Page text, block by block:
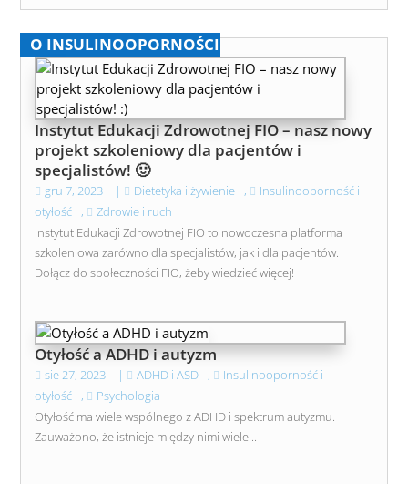
O INSULINOOPORNOŚCI
Instytut Edukacji Zdrowotnej FIO – nasz nowy
projekt szkoleniowy dla pacjentów i
specjalistów! 🙂
gru 7, 2023 | Dietetyka i żywienie ,
Insulinooporność i
otyłość
,
Zdrowie i ruch
Instytut Edukacji Zdrowotnej FIO to nowoczesna platforma
szkoleniowa zarówno dla specjalistów, jak i dla pacjentów.
Dołącz do społeczności FIO, żeby wiedzieć więcej!
Otyłość a ADHD i autyzm
sie 27, 2023 | ADHD i ASD ,
Insulinooporność i
otyłość
,
Psychologia
Otyłość ma wiele wspólnego z ADHD i spektrum autyzmu.
Zauważono, że istnieje między nimi wiele...